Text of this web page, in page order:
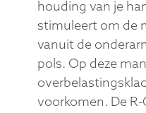
houding van je
stimuleert om de
vanuit de
pols. Op deze
voorkomen. De